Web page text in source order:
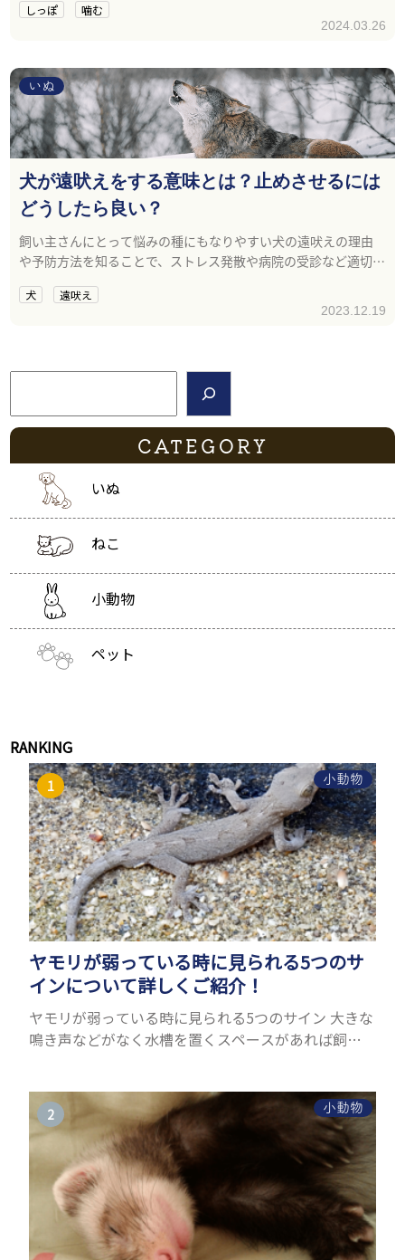
しっぽ 噛む
2024.03.26
いぬ
犬が遠吠えをする意味とは？止めさせるには
どうしたら良い？
飼い主さんにとって悩みの種にもなりやすい犬の遠吠えの理由
や予防方法を知ることで、ストレス発散や病院の受診など適切な
犬 遠吠え
2023.12.19
検索
CATEGORY
いぬ
ねこ
小動物
ペット
RANKING
小動物
ヤモリが弱っている時に見られる5つのサ
インについて詳しくご紹介！
ヤモリが弱っている時に見られる5つのサイン 大きな
鳴き声などがなく水槽を置くスペースがあれば飼う
でしょうか...
小動物